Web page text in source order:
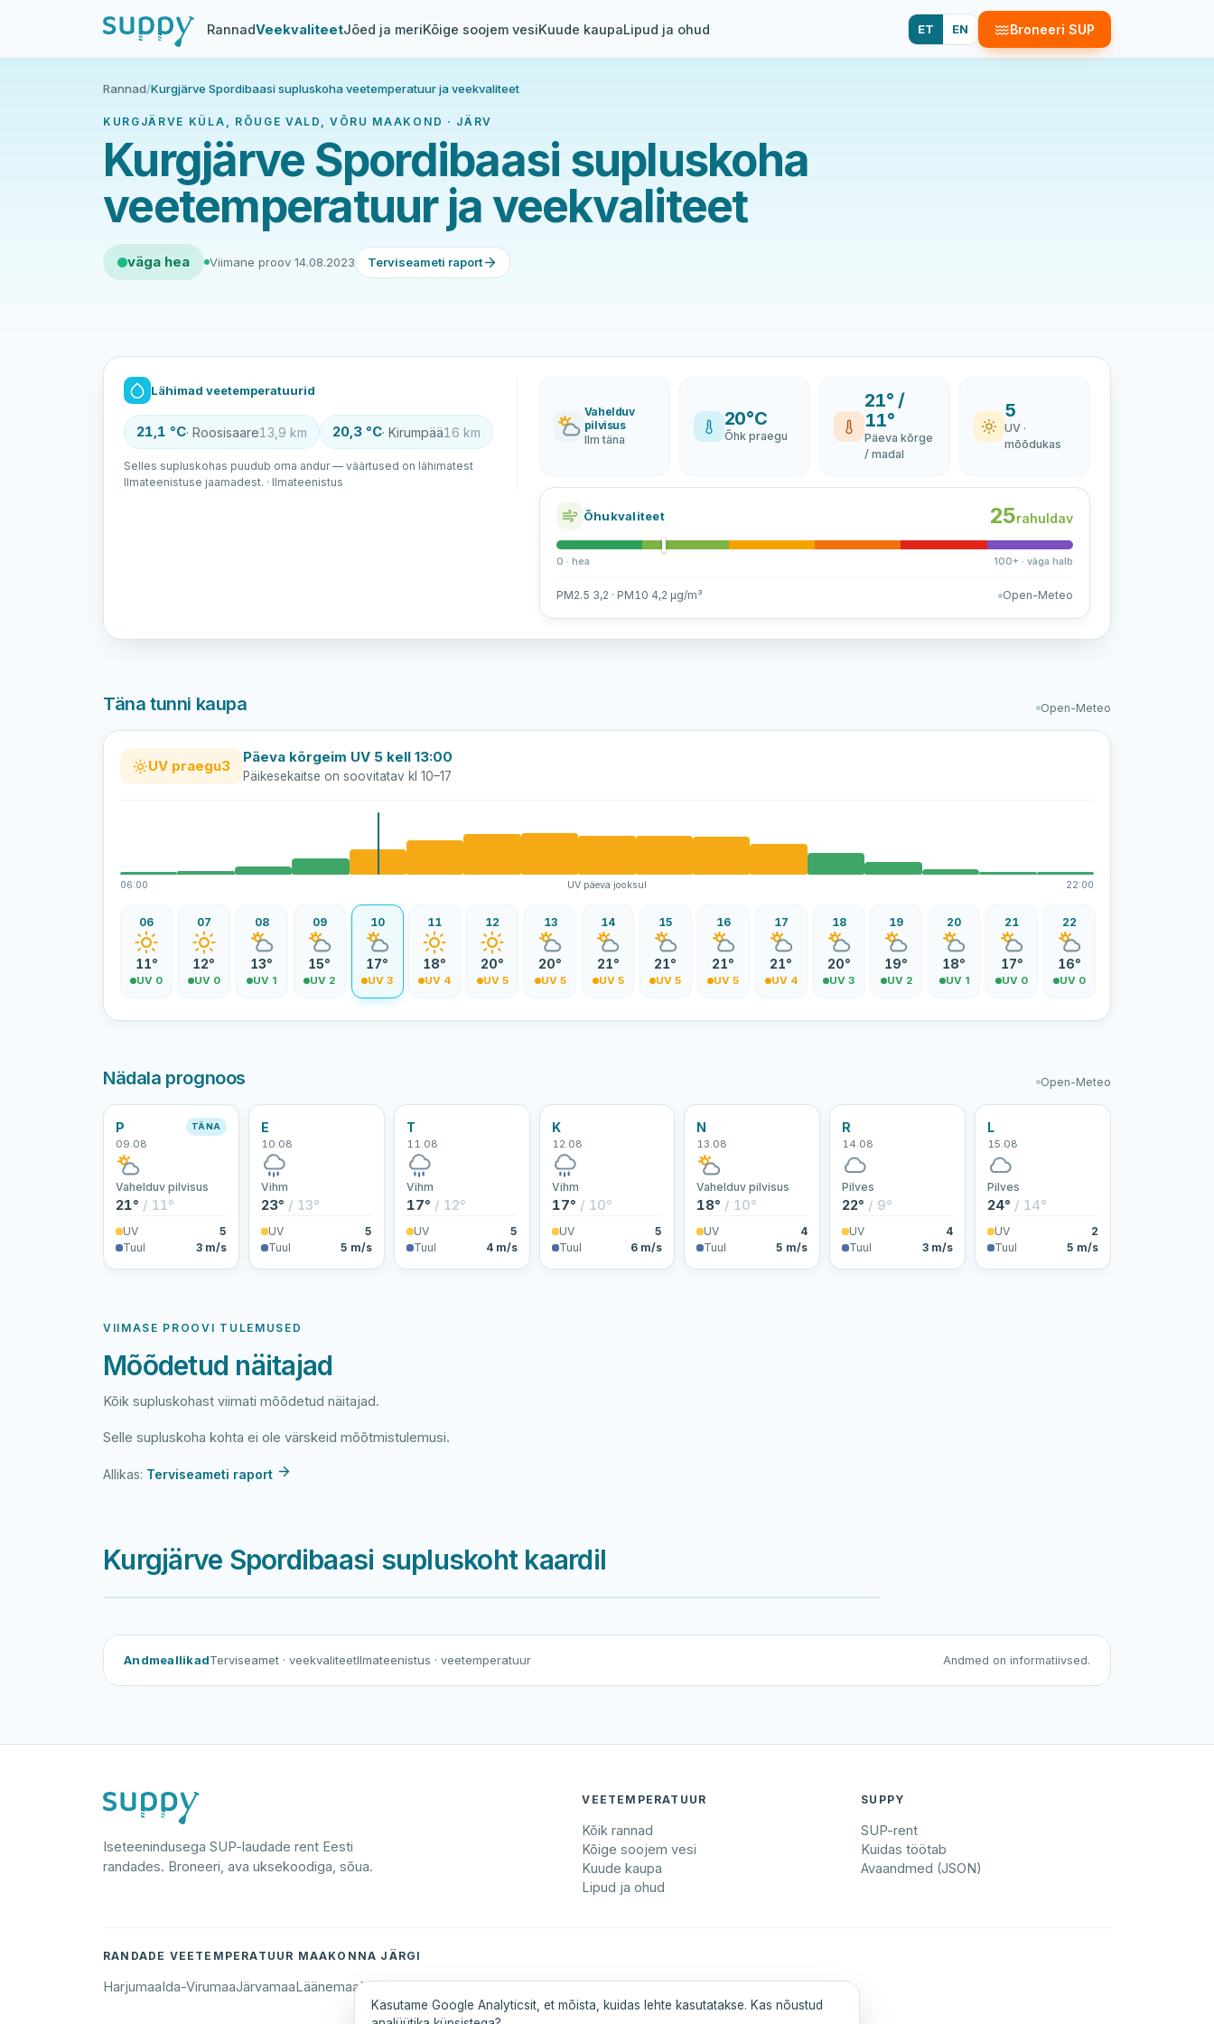
RannadVeekvaliteetJõed ja meriKõige soojem vesiKuude kaupaLipud ja ohud ET EN Broneeri SUP
Rannad/Kurgjärve Spordibaasi supluskoha veetemperatuur ja veekvaliteet
KURGJÄRVE KÜLA, RÕUGE VALD, VÕRU MAAKOND · JÄRV
Kurgjärve Spordibaasi supluskoha
veetemperatuur ja veekvaliteet
väga hea Viimane proov 14.08.2023 Terviseameti raport
Lähimad veetemperatuurid
21,1 °C· Roosisaare13,9 km 20,3 °C· Kirumpää16 km
Selles supluskohas puudub oma andur — väärtused on lähimatest
Ilmateenistuse jaamadest. · Ilmateenistus
Vahelduv
pilvisus
Ilm täna
20°C
Õhk praegu
21° /
11°
Päeva kõrge
/ madal
5
UV ·
mõõdukas
Õhukvaliteet 25rahuldav
0 · hea 100+ · väga halb
PM2.5 3,2 · PM10 4,2 µg/m³ Open-Meteo
Täna tunni kaupa Open-Meteo
UV praegu3
Päeva kõrgeim UV 5 kell 13:00
Päikesekaitse on soovitatav kl 10–17
06:00 UV päeva jooksul 22:00
06
11°
UV 0
07
12°
UV 0
08
13°
UV 1
09
15°
UV 2
10
17°
UV 3
11
18°
UV 4
12
20°
UV 5
13
20°
UV 5
14
21°
UV 5
15
21°
UV 5
16
21°
UV 5
17
21°
UV 4
18
20°
UV 3
19
19°
UV 2
20
18°
UV 1
21
17°
UV 0
22
16°
UV 0
Nädala prognoos Open-Meteo
P
09.08
TÄNA
Vahelduv pilvisus
21° / 11°
UV
5
Tuul
3 m/s
E
10.08
Vihm
23° / 13°
UV
5
Tuul
5 m/s
T
11.08
Vihm
17° / 12°
UV
5
Tuul
4 m/s
K
12.08
Vihm
17° / 10°
UV
5
Tuul
6 m/s
N
13.08
Vahelduv pilvisus
18° / 10°
UV
4
Tuul
5 m/s
R
14.08
Pilves
22° / 9°
UV
4
Tuul
3 m/s
L
15.08
Pilves
24° / 14°
UV
2
Tuul
5 m/s
VIIMASE PROOVI TULEMUSED
Mõõdetud näitajad
Kõik supluskohast viimati mõõdetud näitajad.
Selle supluskoha kohta ei ole värskeid mõõtmistulemusi.
Allikas: Terviseameti raport
Kurgjärve Spordibaasi supluskoht kaardil
AndmeallikadTerviseamet · veekvaliteetIlmateenistus · veetemperatuur Andmed on informatiivsed.
Iseteenindusega SUP-laudade rent Eesti
randades. Broneeri, ava uksekoodiga, sõua.
VEETEMPERATUUR
Kõik rannad
Kõige soojem vesi
Kuude kaupa
Lipud ja ohud
SUPPY
SUP-rent
Kuidas töötab
Avaandmed (JSON)
RANDADE VEETEMPERATUUR MAAKONNA JÄRGI
HarjumaaIda-VirumaaJärvamaaLäänemaaPõlvamaaPärnumaaSaaremaaTartumaaValgamaa
Kasutame Google Analyticsit, et mõista, kuidas lehte kasutatakse. Kas nõustud